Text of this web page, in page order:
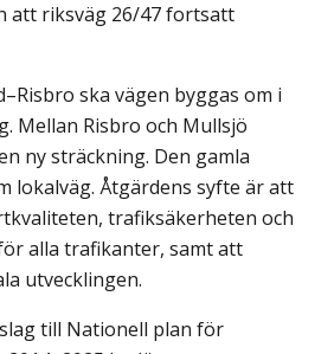
att riksväg 26/47 fortsatt
ska vägen byggas om i
Mellan Risbro och Mullsjö
ny sträckning. Den gamla
lokalväg. Åtgärdens syfte är att
trafiksäkerheten och
alla trafikanter, samt att
utvecklingen.
till Nationell plan för